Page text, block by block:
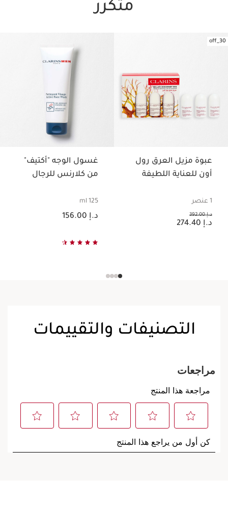
متكرر
30_off
عبوة مزيل العرق رول
أون للعناية اللطيفة
1 عنصر
السعر السابق هو د.إ 392.00
د.إ 392.00
السعر الحالي هو د.إ 274.40
د.إ 274.40
غسول الوجه "أكتيف"
من كلارنس للرجال
125 ml
السعر الحالي هو د.إ 156.00
د.إ 156.00
التصنيفات والتقييمات